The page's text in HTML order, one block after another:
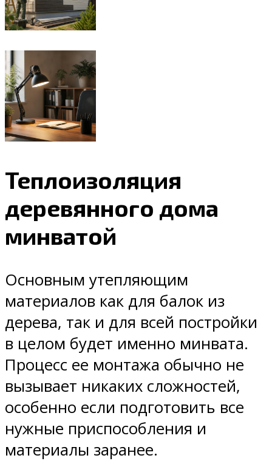
Теплоизоляция
деревянного дома
минватой
Основным утепляющим
материалов как для балок из
дерева, так и для всей постройки
в целом будет именно минвата.
Процесс ее монтажа обычно не
вызывает никаких сложностей,
особенно если подготовить все
нужные приспособления и
материалы заранее.